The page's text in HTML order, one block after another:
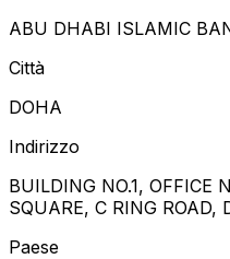
ABU DHABI ISLAMIC
Città
DOHA
Indirizzo
BUILDING NO.1, OFFICE
SQUARE, C RING
Paese